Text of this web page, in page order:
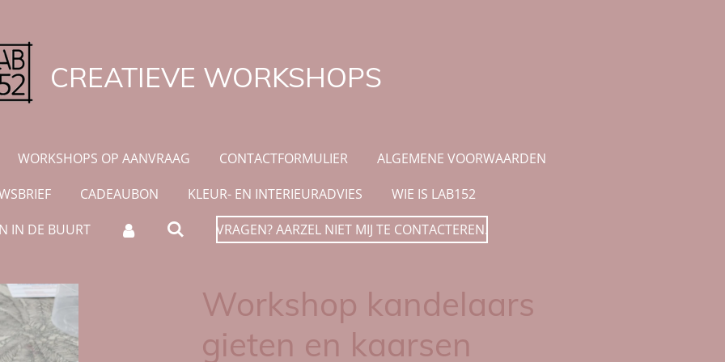
CREATIEVE WORKSHOPS
WORKSHOPS OP AANVRAAG CONTACTFORMULIER
ALGEMENE VOORWAARDEN
CADEAUBON KLEUR- EN INTERIEURADVIES
WIE IS LAB152
IN DE BUURT
VRAGEN? AARZEL NIET MIJ TE CONTACTEREN.
Workshop kandelaars
gieten en kaarsen